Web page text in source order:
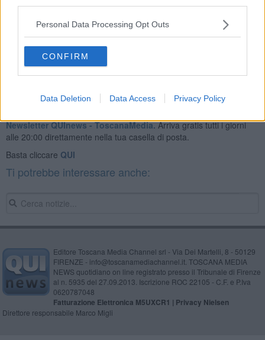
Personal Data Processing Opt Outs
CONFIRM
Data Deletion Data Access Privacy Policy
Newsletter QUInews - ToscanaMedia.Arriva gratis tutti i giorni
alle 20:00 direttamente nella tua casella di posta.
Basta cliccare QUI
Ti potrebbe interessare anche:
Editore Toscana Media Channel srl - Via Dei Martelli, 8 - 50129
FIRENZE - info@toscanamediachannel.it. TOSCANA MEDIA
NEWS quotidiano on line registrato presso il Tribunale di Firenze
al n. 5935 del 27.09.2013. Iscrizione ROC 22105 - C.F. e P.Iva
0620787048
Fatturazione Elettronica M5UXCR1 | Privacy Nielsen
Direttore responsabile Marco Migli